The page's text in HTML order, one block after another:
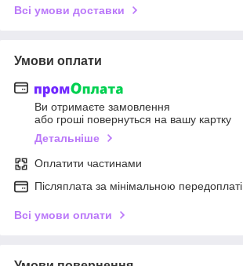
Всі умови доставки
Умови оплати
Ви отримаєте замовлення
або гроші повернуться на вашу картку
Детальніше
Оплатити частинами
Післяплата за мінімальною передоплаті
Всі умови оплати